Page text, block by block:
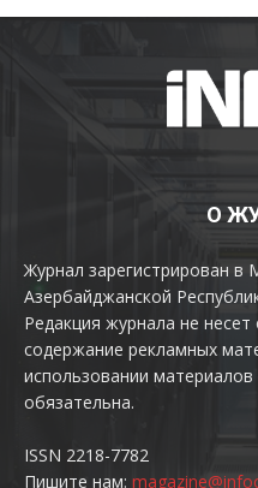
О
Журнал зарегистрирован в
Азербайджанской
Редакция журнала не несет
содержание рекламных
использовании материалов
обязательна.
ISSN 2218-7782
Пишите нам: